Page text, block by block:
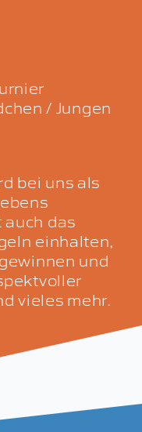
/ Jungen
bei uns als
das
einhalten,
und
vieles mehr.